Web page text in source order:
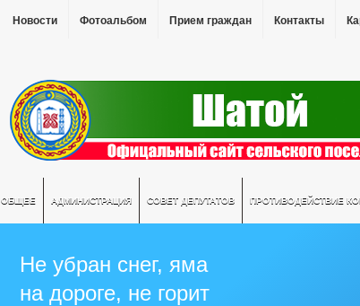
Новости Фотоальбом Прием граждан Контакты
ОБЩЕЕ АДМИНИСТРАЦИЯ СОВЕТ ДЕПУТАТОВ ПРОТИВОДЕЙСТВИЕ
Не убран снег, яма
на дороге, не горит